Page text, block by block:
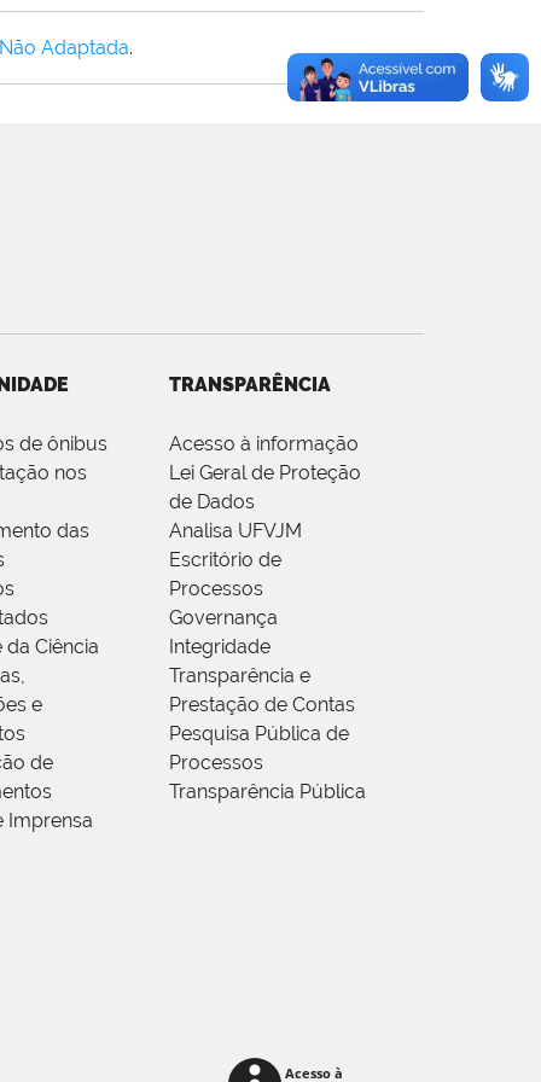
Adaptada.
de ônibus
nos
das
da Ciência
e
de
Imprensa
TRANSPARÊNCIA
Acesso à informação
Lei Geral de Proteção
de Dados
Analisa UFVJM
Escritório de
Processos
Governança
Integridade
Transparência e
Prestação de Contas
Pesquisa Pública de
Processos
Transparência Pública